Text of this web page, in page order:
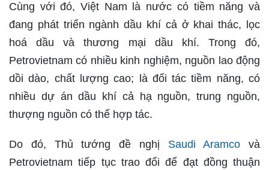
Cùng với đó, Việt Nam là nước có tiềm năng và
đang phát triển ngành dầu khí cả ở khai thác, lọc
hoá dầu và thương mại dầu khí. Trong đó,
Petrovietnam có nhiều kinh nghiệm, nguồn lao động
dồi dào, chất lượng cao; là đối tác tiềm năng, có
nhiều dự án dầu khí cả hạ nguồn, trung nguồn,
thượng nguồn có thể hợp tác.
Do đó, Thủ tướng đề nghị Saudi Aramco và
Petrovietnam tiếp tục trao đổi để đạt đồng thuận